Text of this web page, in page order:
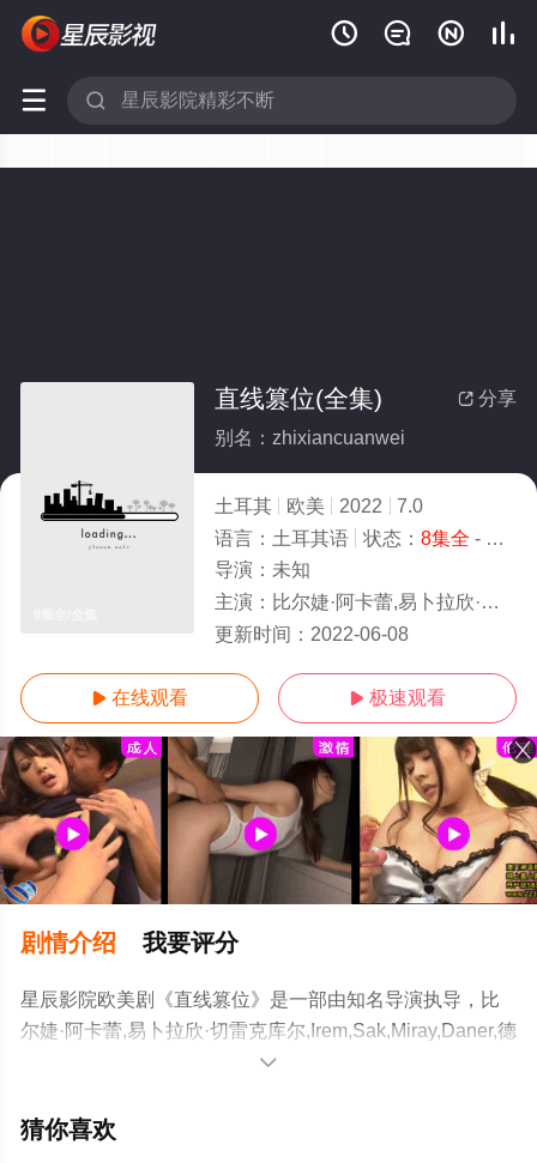
   
 
 分享
直线篡位(全集)
别名：zhixiancuanwei
土耳其 欧美 2022
7.0
语言： 土耳其语 状态： 8集全 - 免费在线播放
导演： 未知
主演： 比尔婕·阿卡蕾,易卜拉欣·切雷克库尔,Irem,Sak,Miray,Daner,德芬·卡亚拉尔
更新时间： 2022-06-08
 在线观看  极速观看
剧情介绍 我要评分
星辰影院欧美剧《直线篡位》是一部由知名导演执导，比
尔婕·阿卡蕾,易卜拉欣·切雷克库尔,Irem,Sak,Miray,Daner,德
芬·卡亚拉尔等明星演员精彩演绎的土耳其电视剧，大结局
视剧全集就上星辰影视，更多相关信息可移步至豆瓣电视

猜你喜欢